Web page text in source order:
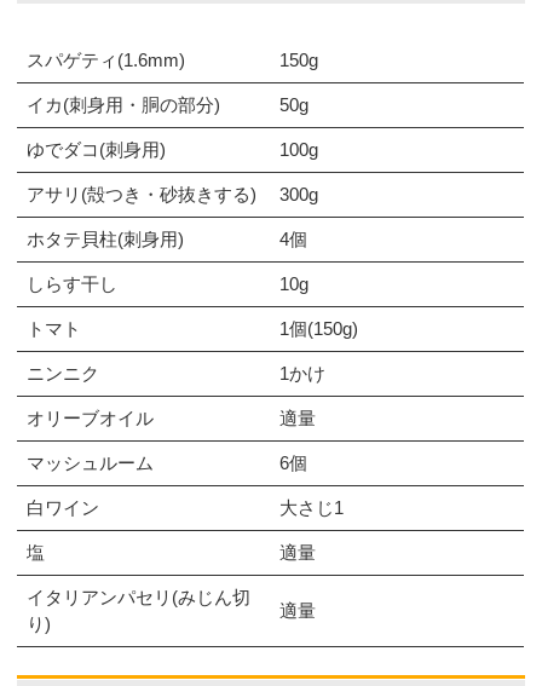
スパゲティ(1.6mm) 150g
イカ(刺身用・胴の部分) 50g
ゆでダコ(刺身用) 100g
アサリ(殻つき・砂抜きする) 300g
ホタテ貝柱(刺身用) 4個
しらす干し 10g
トマト 1個(150g)
ニンニク 1かけ
オリーブオイル 適量
マッシュルーム 6個
白ワイン 大さじ1
塩 適量
イタリアンパセリ(みじん切
り)
適量